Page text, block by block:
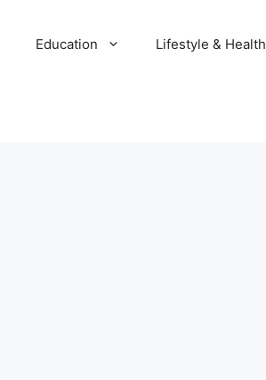
Education Lifestyle & Health